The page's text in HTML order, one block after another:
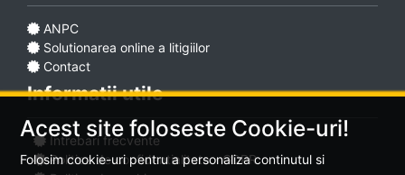
Ajutor
ANPC
Solutionarea online a litigiilor
Contact
Informatii utile
Intrebari frecvente
Politica de confidentialitate - GDPR
Acest site foloseste Cookie-uri!
Folosim cookie-uri pentru a personaliza continutul si